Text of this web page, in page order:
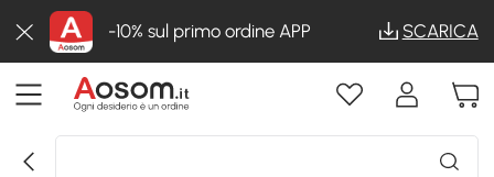
-10% sul primo ordine APP SCARICA